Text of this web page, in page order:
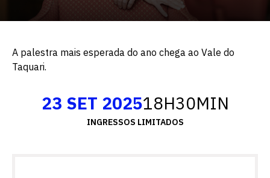
A palestra mais esperada do ano chega ao Vale do
Taquari.
23 SET 202518H30MIN
INGRESSOS LIMITADOS